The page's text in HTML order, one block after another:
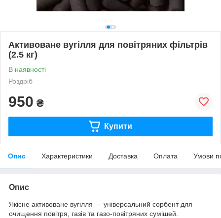
Активоване вугілля для повітряних фільтрів
(2.5 кг)
В наявності
Роздріб
950 ₴
Купити
Опис Характеристики Доставка Оплата Умови
Опис
Якісне активоване вугілля — універсальний сорбент для
очищення повітря, газів та газо-повітряних сумішей.